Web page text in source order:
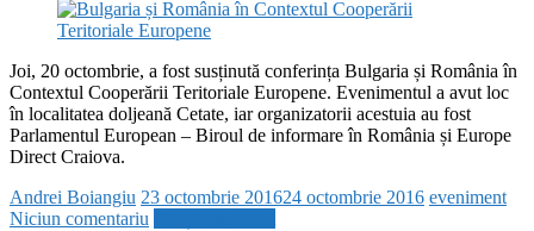
Joi, 20 octombrie, a fost susținută conferința Bulgaria și România în
Contextul Cooperării Teritoriale Europene. Evenimentul a avut loc
în localitatea doljeană Cetate, iar organizatorii acestuia au fost
Parlamentul European – Biroul de informare în România și Europe
Direct Craiova.
Andrei Boiangiu 23 octombrie 201624 octombrie 2016 eveniment
Niciun comentariu